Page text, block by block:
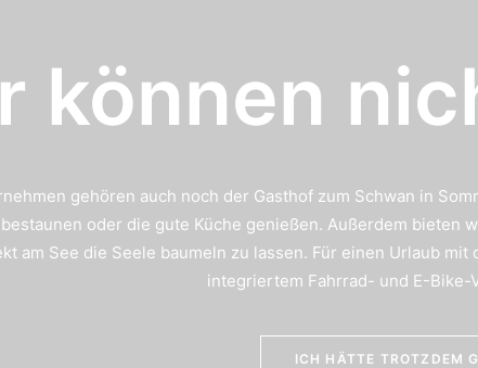
können
gehören auch noch der Gasthof zum Schwan in
oder die gute Küche genießen. Außerdem bieten
am See die Seele baumeln zu lassen. Für einen Urlaub
integriertem Fahrrad- und E-Bike-
ICH HÄTTE TROTZDEM